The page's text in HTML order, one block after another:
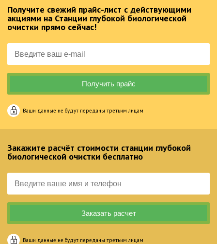
Получите свежий прайс-лист с действующими
акциями на Станции глубокой биологической
очистки прямо сейчас!
Ваши данные не будут переданы третьим лицам
Закажите расчёт стоимости станции глубокой
биологической очистки бесплатно
Ваши данные не будут переданы третьим лицам